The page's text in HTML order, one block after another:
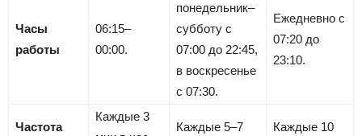
Часы
работы
06:15–
00:00.
понедельник–
субботу с
07:00 до 22:45,
в воскресенье
с 07:30.
Ежедневно с
07:20 до
23:10.
Частота
Каждые 3
Каждые 5–7
Каждые 10